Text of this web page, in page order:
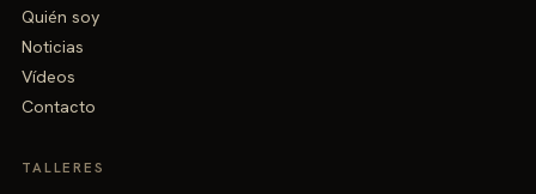
Quién soy
Noticias
Vídeos
Contacto
TALLERES